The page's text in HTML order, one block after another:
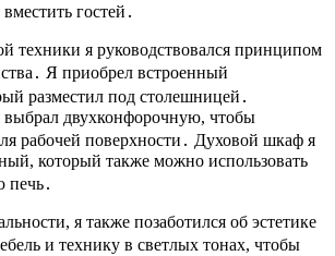
гостей․
техники я руководствовался принципом
Я приобрел встроенный
разместил под столешницей․
двухконфорочную, чтобы
рабочей поверхности․ Духовой шкаф я
который также можно использовать
печь․
я также позаботился об эстетике
и технику в светлых тонах, чтобы